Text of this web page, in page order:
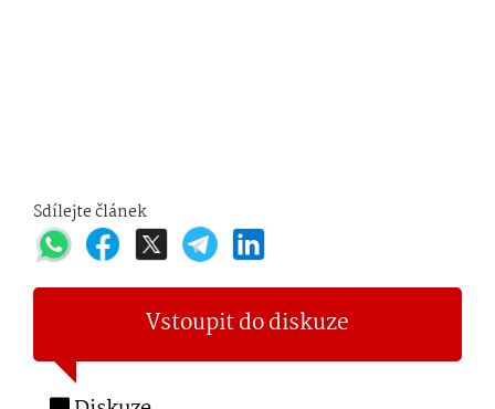
Sdílejte článek
Vstoupit do diskuze